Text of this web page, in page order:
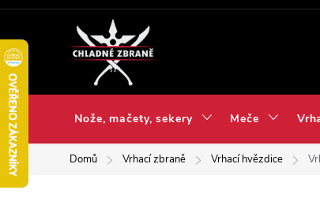
Nože, mačety, sekery Meče
Domů Vrhací zbraně Vrhací hvězdice